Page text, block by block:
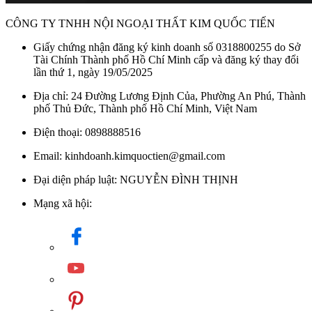
CÔNG TY TNHH NỘI NGOẠI THẤT KIM QUỐC TIẾN
Giấy chứng nhận đăng ký kinh doanh số 0318800255 do Sở
Tài Chính Thành phố Hồ Chí Minh cấp và đăng ký thay đổi
lần thứ 1, ngày 19/05/2025
Địa chỉ: 24 Đường Lương Định Của, Phường An Phú, Thành
phố Thủ Đức, Thành phố Hồ Chí Minh, Việt Nam
Điện thoại: 0898888516
Email: kinhdoanh.kimquoctien@gmail.com
Đại diện pháp luật: NGUYỄN ĐÌNH THỊNH
Mạng xã hội: